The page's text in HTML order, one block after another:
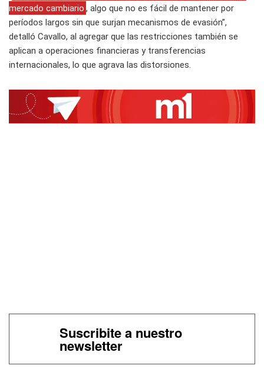
mercado cambiario , algo que no es fácil de mantener por
períodos largos sin que surjan mecanismos de evasión”,
detalló Cavallo, al agregar que las restricciones también se
aplican a operaciones financieras y transferencias
internacionales, lo que agrava las distorsiones.
Suscribite a nuestro
newsletter